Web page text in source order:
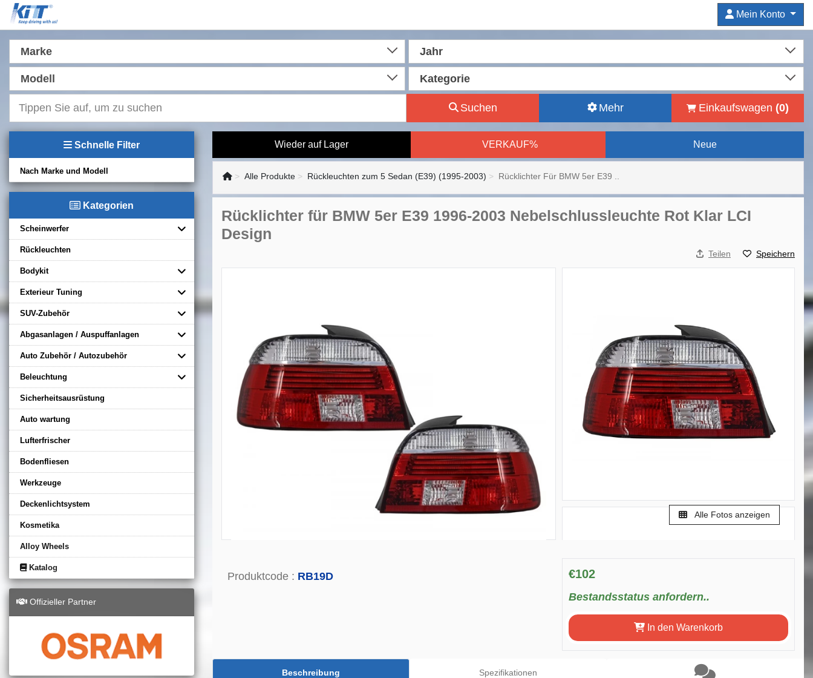
Mein Konto
Marke Jahr
Modell Kategorie
Suchen Mehr Einkaufswagen (0)
Schnelle Filter
Nach Marke und Modell
Kategorien
Scheinwerfer
Rückleuchten
Bodykit
Exterieur Tuning
SUV-Zubehör
Abgasanlagen / Auspuffanlagen
Auto Zubehör / Autozubehör
Beleuchtung
Sicherheitsausrüstung
Auto wartung
Lufterfrischer
Bodenfliesen
Werkzeuge
Deckenlichtsystem
Kosmetika
Alloy Wheels
Katalog
Offizieller Partner
Wieder auf Lager VERKAUF% Neue
Alle Produkte Rückleuchten zum 5 Sedan (E39) (1995-2003) Rücklichter Für BMW 5er E39 ..
Rücklichter für BMW 5er E39 1996-2003 Nebelschlussleuchte Rot Klar LCI
Design
Teilen Speichern
Alle Fotos anzeigen
Produktcode : RB19D €102
Bestandsstatus anfordern..
In den Warenkorb
Beschreibung Spezifikationen